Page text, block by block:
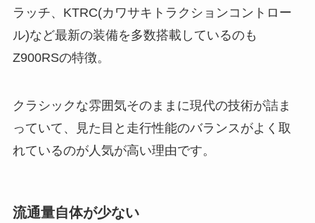
ラッチ、KTRC(カワサキトラクションコントロー
ル)など最新の装備を多数搭載しているのも
Z900RSの特徴。
クラシックな雰囲気そのままに現代の技術が詰ま
っていて、見た目と走行性能のバランスがよく取
れているのが人気が高い理由です。
流通量自体が少ない